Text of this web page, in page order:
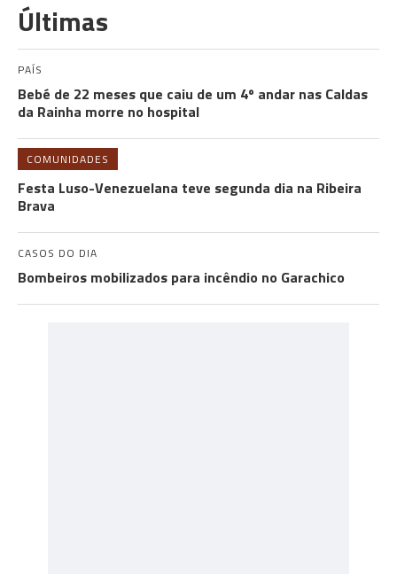
Últimas
PAÍS
Bebé de 22 meses que caiu de um 4º andar nas Caldas
da Rainha morre no hospital
COMUNIDADES
Festa Luso-Venezuelana teve segunda dia na Ribeira
Brava
CASOS DO DIA
Bombeiros mobilizados para incêndio no Garachico